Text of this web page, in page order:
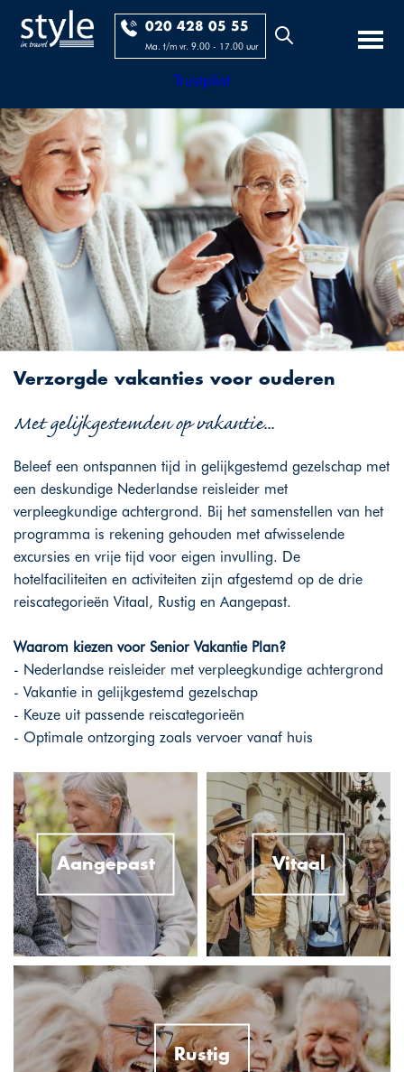
020 428 05 55
Ma. t/m vr. 9.00 - 17.00 uur
Trustpilot
Verzorgde vakanties voor ouderen
Met gelijkgestemden op vakantie...
Beleef een ontspannen tijd in gelijkgestemd gezelschap met
een deskundige Nederlandse reisleider met
verpleegkundige achtergrond. Bij het samenstellen van het
programma is rekening gehouden met afwisselende
excursies en vrije tijd voor eigen invulling. De
hotelfaciliteiten en activiteiten zijn afgestemd op de drie
reiscategorieën Vitaal, Rustig en Aangepast.
Waarom kiezen voor Senior Vakantie Plan?
- Nederlandse reisleider met verpleegkundige achtergrond
- Vakantie in gelijkgestemd gezelschap
- Keuze uit passende reiscategorieën
- Optimale ontzorging zoals vervoer vanaf huis
Aangepast Vitaal
Rustig